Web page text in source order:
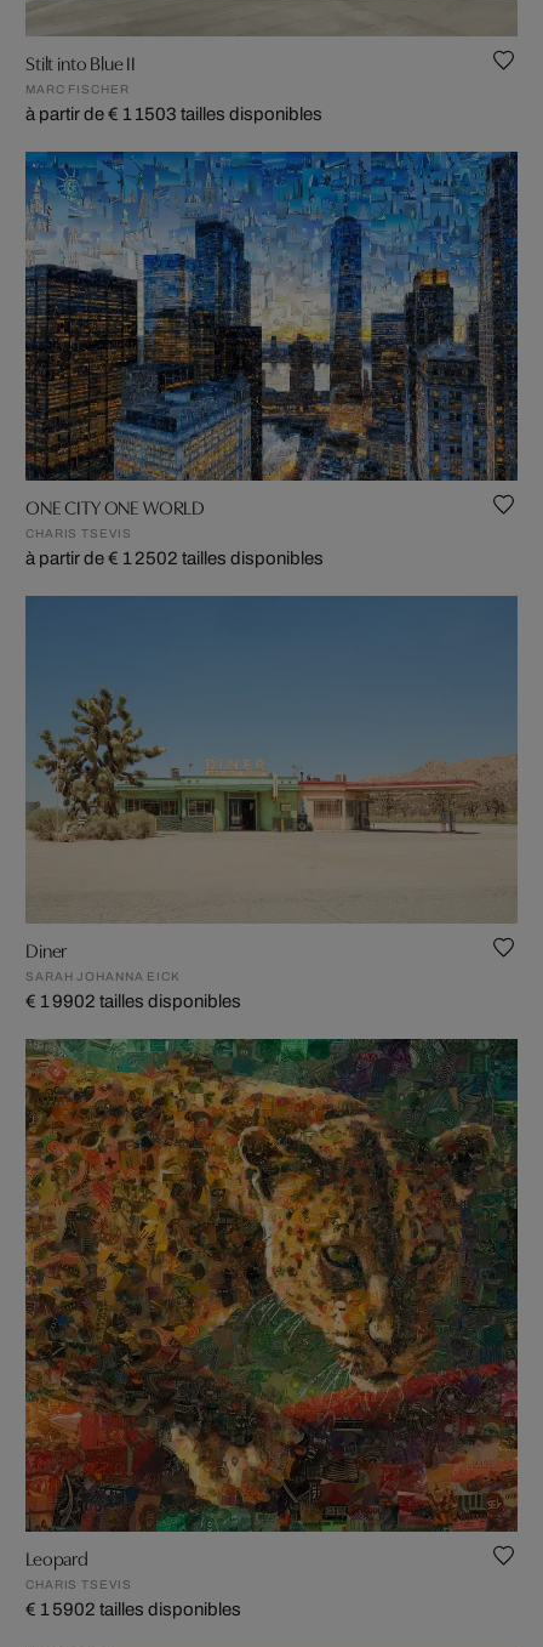
Stilt into Blue II
MARC FISCHER
à partir de € 1 1503 tailles disponibles
ONE CITY ONE WORLD
CHARIS TSEVIS
à partir de € 1 2502 tailles disponibles
Diner
SARAH JOHANNA EICK
€ 1 9902 tailles disponibles
Leopard
CHARIS TSEVIS
€ 1 5902 tailles disponibles